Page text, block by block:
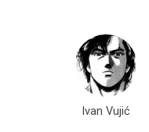
Ivan Vujić